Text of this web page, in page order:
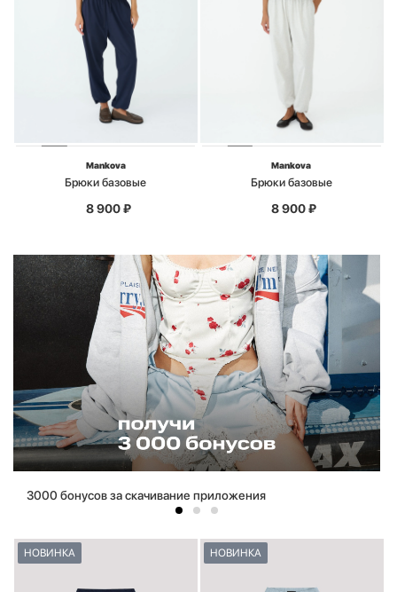
Mankova
Брюки базовые
8 900₽
Mankova
Брюки базовые
8 900₽
3000 бонусов за скачивание приложения
НОВИНКА НОВИНКА